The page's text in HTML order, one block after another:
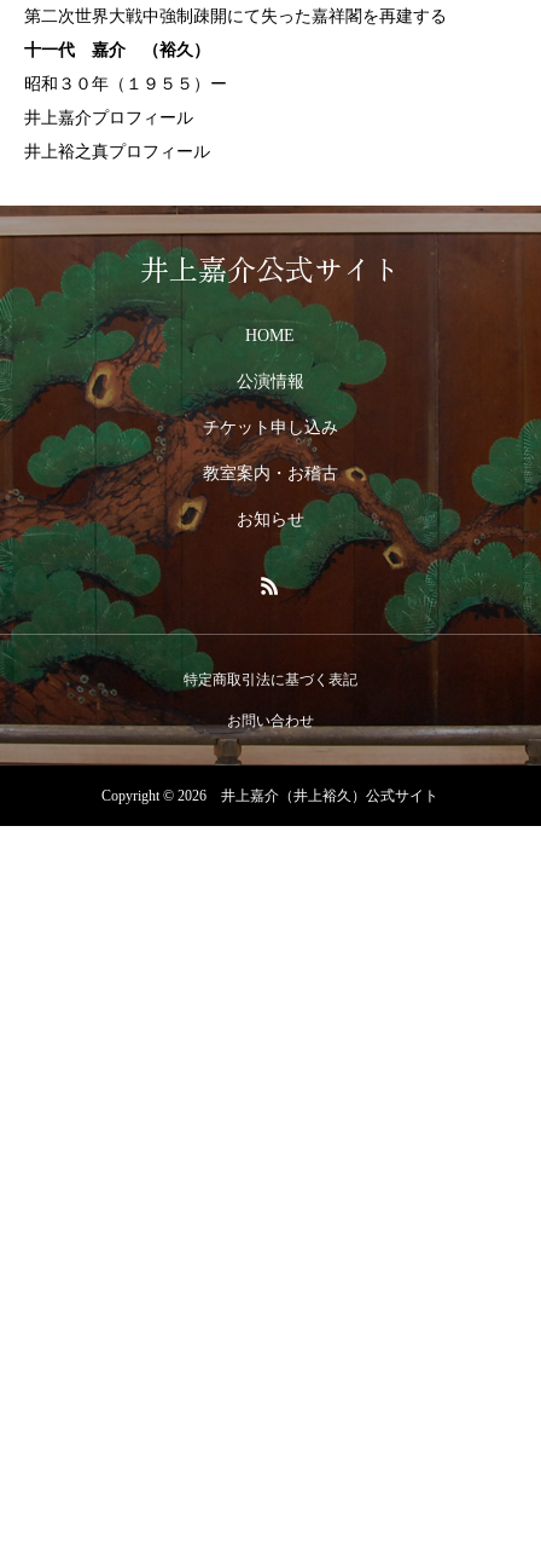
第二次世界大戦中強制疎開にて失った嘉祥閣を再建する
十一代 嘉介 （裕久）
昭和３０年（１９５５）ー
井上嘉介プロフィール
井上裕之真プロフィール
井上嘉介公式サイト
HOME
公演情報
チケット申し込み
教室案内・お稽古
お知らせ
特定商取引法に基づく表記
お問い合わせ
Copyright © 2026 井上嘉介（井上裕久）公式サイト